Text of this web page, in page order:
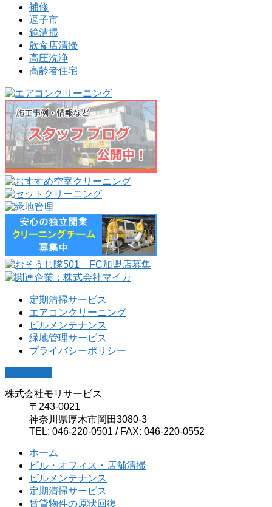
補修
逗子市
鏡清掃
飲食店清掃
高圧洗浄
高齢者住宅
定期清掃サービス
エアコンクリーニング
ビルメンテナンス
緑地管理サービス
プライバシーポリシー
株式会社モリサービス
〒243-0021
神奈川県厚木市岡田3080-3
TEL: 046-220-0501 / FAX: 046-220-0552
ホーム
ビル・オフィス・店舗清掃
ビルメンテナンス
定期清掃サービス
賃貸物件の原状回復